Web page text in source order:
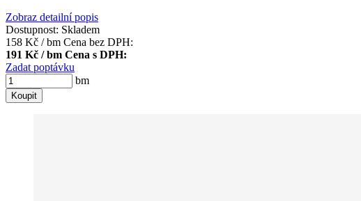
Zobraz detailní popis
Dostupnost: Skladem
158 Kč / bm Cena bez DPH:
191 Kč / bm Cena s DPH:
Zadat poptávku
bm
Koupit